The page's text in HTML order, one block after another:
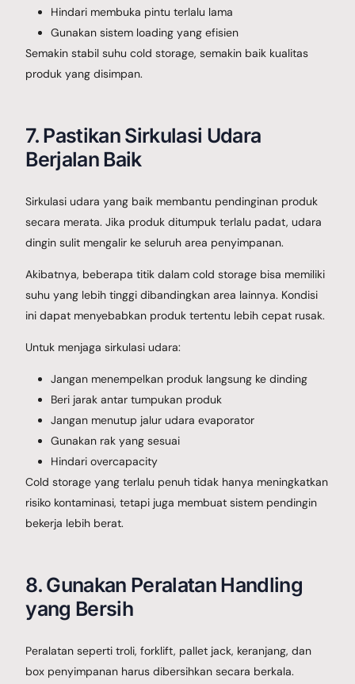
Hindari membuka pintu terlalu lama
Gunakan sistem loading yang efisien
Semakin stabil suhu cold storage, semakin baik kualitas
produk yang disimpan.
7. Pastikan Sirkulasi Udara
Berjalan Baik
Sirkulasi udara yang baik membantu pendinginan produk
secara merata. Jika produk ditumpuk terlalu padat, udara
dingin sulit mengalir ke seluruh area penyimpanan.
Akibatnya, beberapa titik dalam cold storage bisa memiliki
suhu yang lebih tinggi dibandingkan area lainnya. Kondisi
ini dapat menyebabkan produk tertentu lebih cepat rusak.
Untuk menjaga sirkulasi udara:
Jangan menempelkan produk langsung ke dinding
Beri jarak antar tumpukan produk
Jangan menutup jalur udara evaporator
Gunakan rak yang sesuai
Hindari overcapacity
Cold storage yang terlalu penuh tidak hanya meningkatkan
risiko kontaminasi, tetapi juga membuat sistem pendingin
bekerja lebih berat.
8. Gunakan Peralatan Handling
yang Bersih
Peralatan seperti troli, forklift, pallet jack, keranjang, dan
box penyimpanan harus dibersihkan secara berkala.